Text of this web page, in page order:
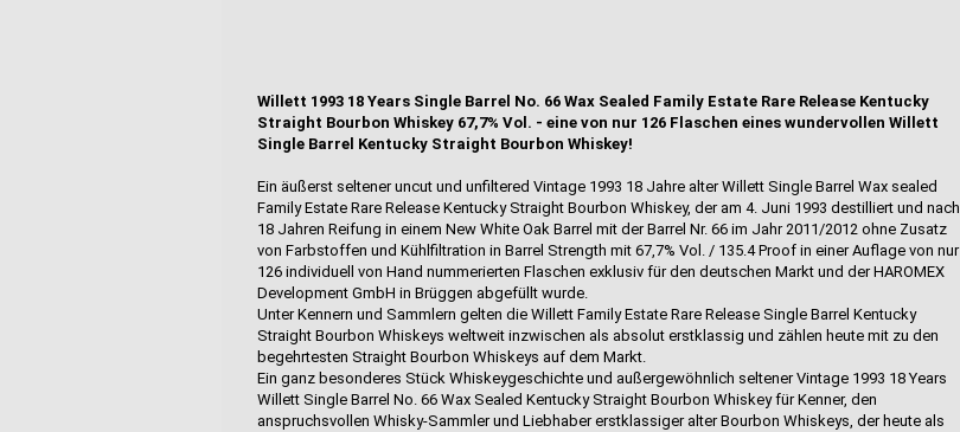
Willett 1993 18 Years Single Barrel No. 66 Wax Sealed Family Estate Rare Release Kentucky
Straight Bourbon Whiskey 67,7% Vol. - eine von nur 126 Flaschen eines wundervollen Willett
Single Barrel Kentucky Straight Bourbon Whiskey!
Ein äußerst seltener uncut und unfiltered Vintage 1993 18 Jahre alter Willett Single Barrel Wax sealed
Family Estate Rare Release Kentucky Straight Bourbon Whiskey, der am 4. Juni 1993 destilliert und nach
18 Jahren Reifung in einem New White Oak Barrel mit der Barrel Nr. 66 im Jahr 2011/2012 ohne Zusatz
von Farbstoffen und Kühlfiltration in Barrel Strength mit 67,7% Vol. / 135.4 Proof in einer Auflage von nur
126 individuell von Hand nummerierten Flaschen exklusiv für den deutschen Markt und der HAROMEX
Development GmbH in Brüggen abgefüllt wurde.
Unter Kennern und Sammlern gelten die Willett Family Estate Rare Release Single Barrel Kentucky
Straight Bourbon Whiskeys weltweit inzwischen als absolut erstklassig und zählen heute mit zu den
begehrtesten Straight Bourbon Whiskeys auf dem Markt.
Ein ganz besonderes Stück Whiskeygeschichte und außergewöhnlich seltener Vintage 1993 18 Years
Willett Single Barrel No. 66 Wax Sealed Kentucky Straight Bourbon Whiskey für Kenner, den
anspruchsvollen Whisky-Sammler und Liebhaber erstklassiger alter Bourbon Whiskeys, der heute als